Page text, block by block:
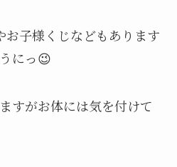
子様くじなどもあります
にっ😉
すがお体には気を付けて